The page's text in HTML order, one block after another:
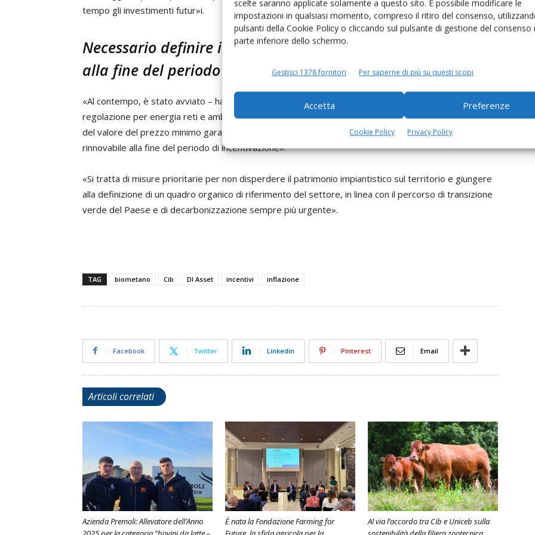
scelte saranno applicate solamente a questo sito. È possibile modificare le
impostazioni in qualsiasi momento, compreso il ritiro del consenso,
pulsanti della Cookie Policy o cliccando sul pulsante di gestione del consenso
parte inferiore dello schermo.
Gestisci 1378 fornitori Per saperne di più su questi scopi
Accetta Preferenze
Cookie Policy Privacy Policy
tempo gli investimenti futur»i.
Necessario definire il prezzo minimo garantito per il biogas
alla fine del periodo d'incentivazione
«Al contempo, è stato avviato – ha concluso Gattoni – un confronto positivo con Arera (Autorità di
regolazione per energia reti e ambiente) per chiedere l’avvio con massima urgenza della definizione
del valore del prezzo minimo garantito per gli impianti biogas che producono energia elettrica
rinnovabile alla fine del periodo di incentivazione».
«Si tratta di misure prioritarie per non disperdere il patrimonio impiantistico sul territorio e giungere
alla definizione di un quadro organico di riferimento del settore, in linea con il percorso di transizione
verde del Paese e di decarbonizzazione sempre più urgente».
TAG biometano Cib Dl Asset incentivi inflazione
Facebook Twitter Linkedin Pinterest Email
Articoli correlati
Azienda Premoli: Allevatore dell’Anno
È nata la Fondazione Farming for
Al via l’accordo tra Cib e Uniceb sulla